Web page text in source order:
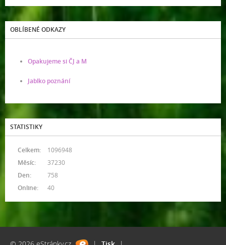
OBLÍBENÉ ODKAZY
Opakujeme si ČJ a M
Jablko poznání
STATISTIKY
Online: 40
Celkem:
1096948
Měsíc:
37230
Den:
758